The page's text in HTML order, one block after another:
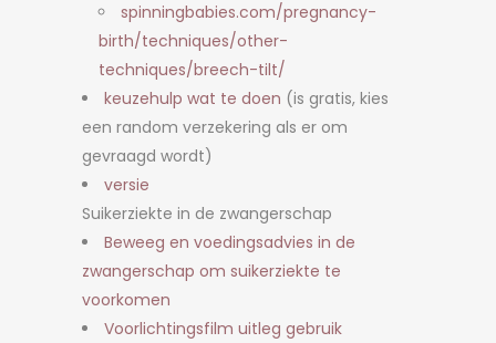
spinningbabies.com/pregnancy-
birth/techniques/other-
techniques/breech-tilt/
keuzehulp wat te doen (is gratis, kies
een random verzekering als er om
gevraagd wordt)
versie
Suikerziekte in de zwangerschap
Beweeg en voedingsadvies in de
zwangerschap om suikerziekte te
voorkomen
Voorlichtingsfilm uitleg gebruik